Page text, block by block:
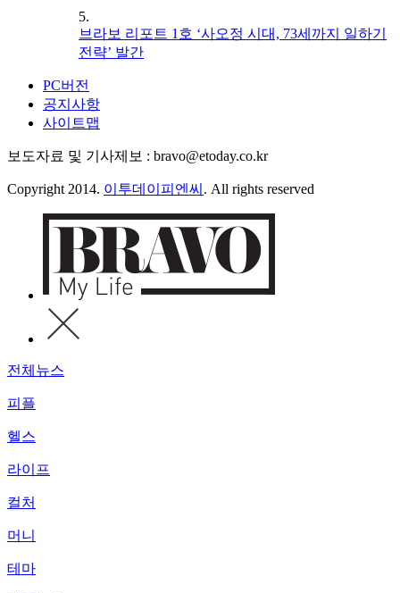
5.
브라보 리포트 1호 ‘사오정 시대, 73세까지 일하기
전략’ 발간
PC버전
공지사항
사이트맵
보도자료 및 기사제보 : bravo@etoday.co.kr
Copyright 2014. 이투데이피엔씨 . All rights reserved
전체뉴스
피플
헬스
라이프
컬처
머니
테마